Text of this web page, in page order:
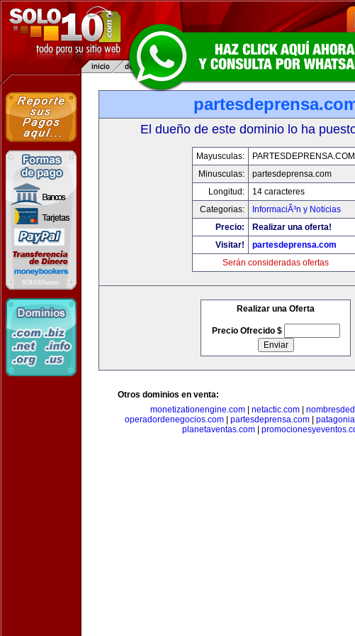
El dueño de este dominio lo ha
Mayusculas:
PARTESDEPRENSA.COM
Minusculas:
partesdeprensa.com
Longitud:
14 caracteres
Categorias:
InformaciÃ³n y Noticias
Precio:
Realizar una oferta!
Visitar!
partesdeprensa.com
Serán consideradas ofertas
Realizar una Oferta
Precio Ofrecido $
Otros dominios en venta:
monetizationengine.com| netactic.com|
operadordenegocios.com
partesdeprensa.com
planetaventas.com